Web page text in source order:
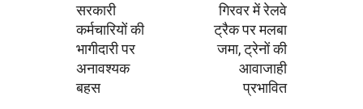
सरकारी
कर्मचारियों की
भागीदारी पर
अनावश्यक
बहस
गिरवर में रेलवे
ट्रैक पर मलबा
जमा, ट्रेनों की
आवाजाही
प्रभावित